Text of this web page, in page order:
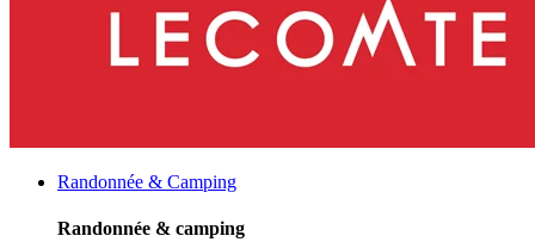
Randonnée & Camping
Randonnée & camping